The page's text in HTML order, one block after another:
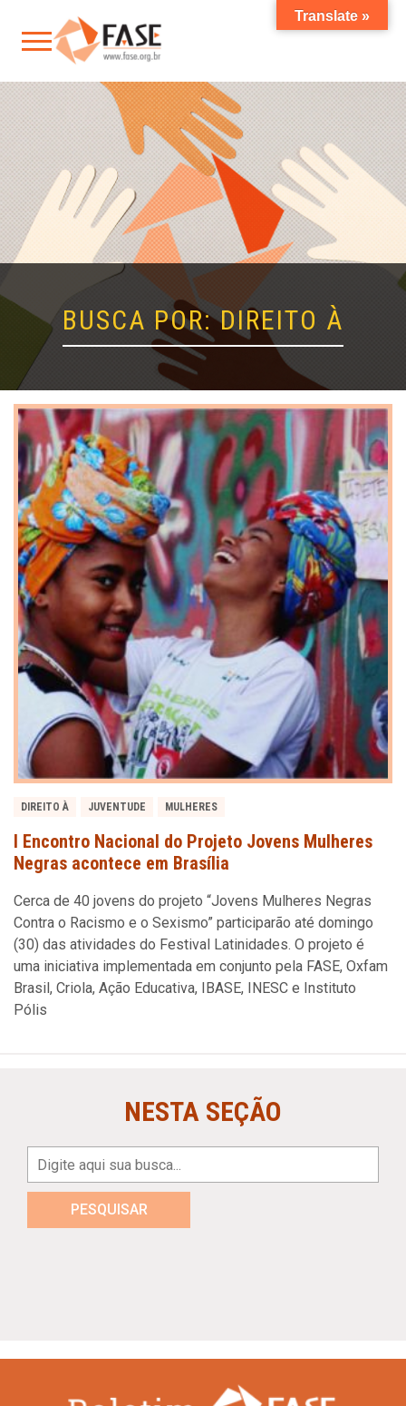
BUSCA POR: DIREITO À
DIREITO À JUVENTUDE MULHERES
I Encontro Nacional do Projeto Jovens Mulheres
Negras acontece em Brasília
Cerca de 40 jovens do projeto “Jovens Mulheres Negras
Contra o Racismo e o Sexismo” participarão até domingo
(30) das atividades do Festival Latinidades. O projeto é
uma iniciativa implementada em conjunto pela FASE, Oxfam
Brasil, Criola, Ação Educativa, IBASE, INESC e Instituto
Pólis
NESTA SEÇÃO
PESQUISAR
Translate »